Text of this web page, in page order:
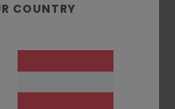
: 5/5 Größe
COUNTRY